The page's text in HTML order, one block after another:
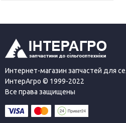
Интернет-магазин запчастей для
ИнтерАгро © 1999-2022
Все права защищены